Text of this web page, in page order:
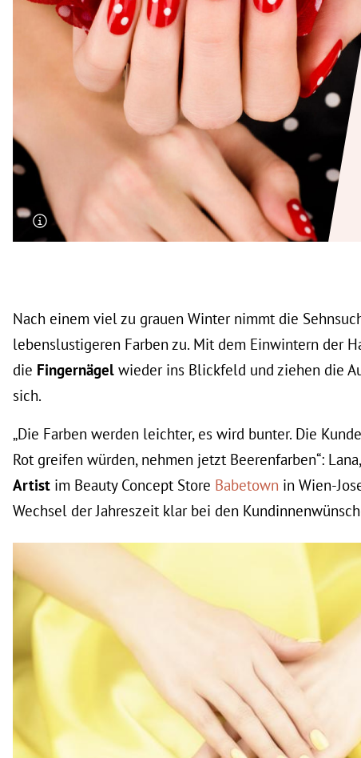
Untermenü
Untermenü
Untermenü
Untermenü
Untermenü
Untermenü
Nach einem viel zu grauen Winter nimmt die
lebenslustigeren Farben zu. Mit dem Einwintern der
die Fingernägel wieder ins Blickfeld und ziehen die
sich.
„Die Farben werden leichter, es wird bunter. Die
Rot greifen würden, nehmen jetzt Beerenfarben“:
Artist im Beauty Concept Store Babetown in Wien-
Wechsel der Jahreszeit klar bei den